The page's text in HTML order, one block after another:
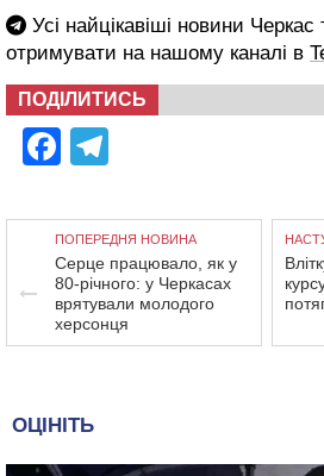
Усі найцікавіші новини
отримувати на нашому каналі в
ПОДІЛИТИСЬ
Facebook
ПОПЕРЕДНЯ НОВИНА
Серце працювало, як у
80-річного: у Черкасах
врятували молодого
херсонця